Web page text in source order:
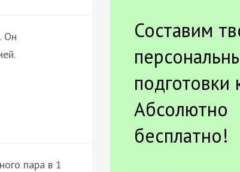
Он
пара в 1
Составим
подготовки
Абсолютно
бесплатно!